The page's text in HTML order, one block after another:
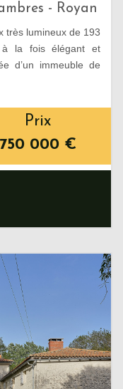
- Royan
très lumineux de 193
la fois élégant et
d’un immeuble de
Prix
750 000 €